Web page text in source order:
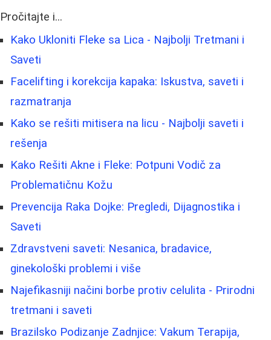
Pročitajte i...
Kako Ukloniti Fleke sa Lica - Najbolji Tretmani i
Saveti
Facelifting i korekcija kapaka: Iskustva, saveti i
razmatranja
Kako se rešiti mitisera na licu - Najbolji saveti i
rešenja
Kako Rešiti Akne i Fleke: Potpuni Vodič za
Problematičnu Kožu
Prevencija Raka Dojke: Pregledi, Dijagnostika i
Saveti
Zdravstveni saveti: Nesanica, bradavice,
ginekološki problemi i više
Najefikasniji načini borbe protiv celulita - Prirodni
tretmani i saveti
Brazilsko Podizanje Zadnjice: Vakum Terapija,